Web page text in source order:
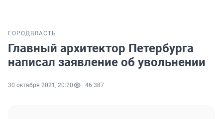
ГОРОД ВЛАСТЬ
Главный архитектор Петербурга
написал заявление об увольнении
30 октября 2021, 20:20 46 387